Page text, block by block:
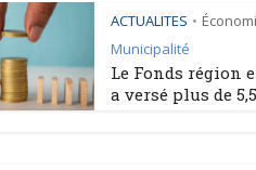
ACTUALITES •
Municipalité
Le Fonds région
a versé plus de